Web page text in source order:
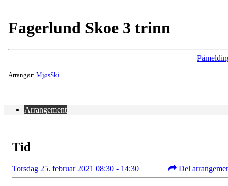
Fagerlund Skoe 3 trinn
Arrangør: MjøsSki
Arrangement
Tid
Torsdag 25. februar 2021 08:30 - 14:30 Del